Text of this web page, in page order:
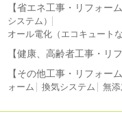
【省エネ工事・リフォー
システム）
オール電化（エコキュート
【健康、高齢者工事・リ
【その他工事・リフォー
ォーム 換気システム 無